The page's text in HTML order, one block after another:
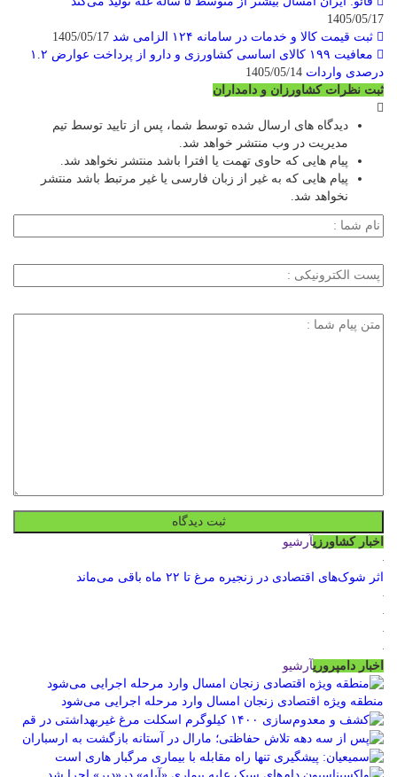
1405/05/17
ثبت قیمت کالا و خدمات در سامانه ۱۲۴ الزامی شد
معافیت ۱۹۹ کالای اساسی کشاورزی و دارو از پرداخت عوارض ۱.۲
درصدی واردات
ثبت نظرات کشاورزان و دامداران
دیدگاه های ارسال شده توسط شما، پس از تایید توسط تیم
مدیریت در وب منتشر خواهد شد.
پیام هایی که حاوی تهمت یا افترا باشد منتشر نخواهد شد.
پیام هایی که به غیر از زبان فارسی یا غیر مرتبط باشد منتشر
نخواهد شد.
اخبار کشاورزیآرشیو
اثر شوک‌های اقتصادی در زنجیره مرغ تا ۲۲ ماه باقی می‌ماند
اخبار دامپروریآرشیو
منطقه ویژه اقتصادی زنجان امسال وارد مرحله اجرایی می‌شود